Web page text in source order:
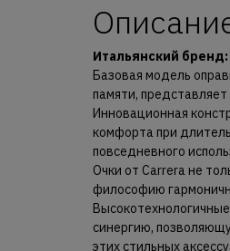
Итальянский бренд:
Базовая модель
памяти,
Инновационная
комфорта при
повседневного
Очки от Carrera не
философию
синергию,
этих стильных